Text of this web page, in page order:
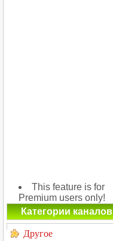
This feature is for
Premium users only!
Категории каналов
Другое